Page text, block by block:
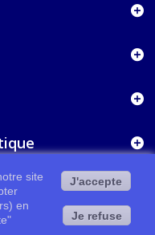
site
en
J'accepte
Je refuse